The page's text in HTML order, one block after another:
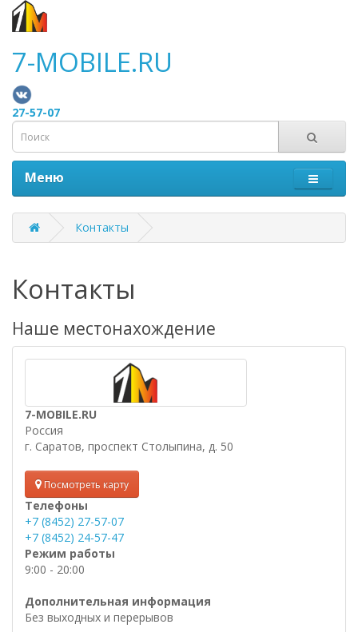
7-MOBILE.RU
27-57-07
Меню
Контакты
Контакты
Наше местонахождение
7-MOBILE.RU
Россия
г. Саратов, проспект Столыпина, д. 50
Посмотреть карту
Телефоны
+7 (8452) 27-57-07
+7 (8452) 24-57-47
Режим работы
9:00 - 20:00
Дополнительная информация
Без выходных и перерывов